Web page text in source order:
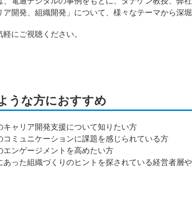
ア開発、組織開発」について、様々なテーマから深堀
にご視聴ください。
うな方におすすめ
キャリア開発支援について知りたい方
コミュニケーションに課題を感じられている方
エンゲージメントを高めたい方
あった組織づくりのヒントを探されている経営者